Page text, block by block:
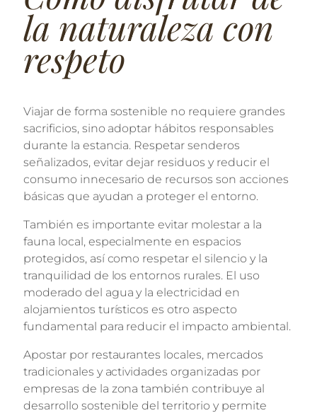
la naturaleza con
respeto
Viajar de forma sostenible no requiere grandes
sacrificios, sino adoptar hábitos responsables
durante la estancia. Respetar senderos
señalizados, evitar dejar residuos y reducir el
consumo innecesario de recursos son acciones
básicas que ayudan a proteger el entorno.
También es importante evitar molestar a la
fauna local, especialmente en espacios
protegidos, así como respetar el silencio y la
tranquilidad de los entornos rurales. El uso
moderado del agua y la electricidad en
alojamientos turísticos es otro aspecto
fundamental para reducir el impacto ambiental.
Apostar por restaurantes locales, mercados
tradicionales y actividades organizadas por
empresas de la zona también contribuye al
desarrollo sostenible del territorio y permite